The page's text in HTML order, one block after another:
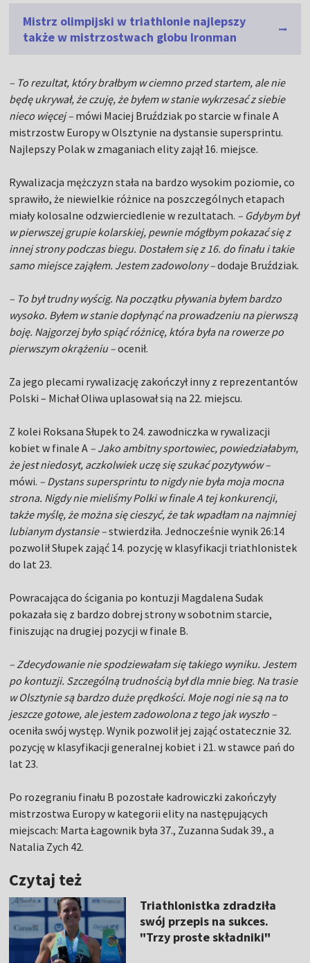
Mistrz olimpijski w triathlonie najlepszy
także w mistrzostwach globu Ironman
– To rezultat, który brałbym w ciemno przed startem, ale nie
będę ukrywał, że czuję, że byłem w stanie wykrzesać z siebie
nieco więcej – mówi Maciej Bruździak po starcie w finale A
mistrzostw Europy w Olsztynie na dystansie supersprintu.
Najlepszy Polak w zmaganiach elity zajął 16. miejsce.
Rywalizacja mężczyzn stała na bardzo wysokim poziomie, co
sprawiło, że niewielkie różnice na poszczególnych etapach
miały kolosalne odzwierciedlenie w rezultatach. – Gdybym był
w pierwszej grupie kolarskiej, pewnie mógłbym pokazać się z
innej strony podczas biegu. Dostałem się z 16. do finału i takie
samo miejsce zająłem. Jestem zadowolony –dodaje Bruździak.
– To był trudny wyścig. Na początku pływania byłem bardzo
wysoko. Byłem w stanie dopłynąć na prowadzeniu na pierwszą
boję. Najgorzej było spiąć różnicę, która była na rowerze po
pierwszym okrążeniu –ocenił.
Za jego plecami rywalizację zakończył inny z reprezentantów
Polski – Michał Oliwa uplasował sią na 22. miejscu.
Z kolei Roksana Słupek to 24. zawodniczka w rywalizacji
kobiet w finale A – Jako ambitny sportowiec, powiedziałabym,
że jest niedosyt, aczkolwiek uczę się szukać pozytywów –
mówi. – Dystans supersprintu to nigdy nie była moja mocna
strona. Nigdy nie mieliśmy Polki w finale A tej konkurencji,
także myślę, że można się cieszyć, że tak wpadłam na najmniej
lubianym dystansie –stwierdziła. Jednocześnie wynik 26:14
pozwolił Słupek zająć 14. pozycję w klasyfikacji triathlonistek
do lat 23.
Powracająca do ścigania po kontuzji Magdalena Sudak
pokazała się z bardzo dobrej strony w sobotnim starcie,
finiszując na drugiej pozycji w finale B.
– Zdecydowanie nie spodziewałam się takiego wyniku. Jestem
po kontuzji. Szczególną trudnością był dla mnie bieg. Na trasie
w Olsztynie są bardzo duże prędkości. Moje nogi nie są na to
jeszcze gotowe, ale jestem zadowolona z tego jak wyszło –
oceniła swój występ. Wynik pozwolił jej zająć ostatecznie 32.
pozycję w klasyfikacji generalnej kobiet i 21. w stawce pań do
lat 23.
Po rozegraniu finału B pozostałe kadrowiczki zakończyły
mistrzostwa Europy w kategorii elity na następujących
miejscach: Marta Łagownik była 37., Zuzanna Sudak 39., a
Natalia Zych 42.
Czytaj też
Triathlonistka zdradziła
swój przepis na sukces.
"Trzy proste składniki"